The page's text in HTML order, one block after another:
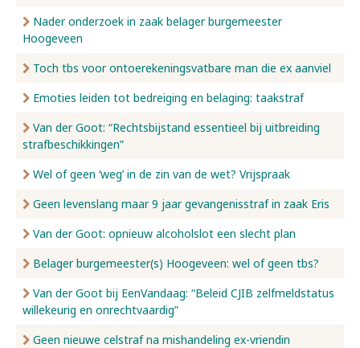
Nader onderzoek in zaak belager burgemeester
Hoogeveen
Toch tbs voor ontoerekeningsvatbare man die ex aanviel
Emoties leiden tot bedreiging en belaging: taakstraf
Van der Goot: “Rechtsbijstand essentieel bij uitbreiding
strafbeschikkingen”
Wel of geen ‘weg’ in de zin van de wet? Vrijspraak
Geen levenslang maar 9 jaar gevangenisstraf in zaak Eris
Van der Goot: opnieuw alcoholslot een slecht plan
Belager burgemeester(s) Hoogeveen: wel of geen tbs?
Van der Goot bij EenVandaag: “Beleid CJIB zelfmeldstatus
willekeurig en onrechtvaardig”
Geen nieuwe celstraf na mishandeling ex-vriendin